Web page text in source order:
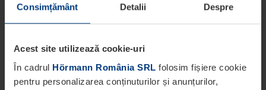
Consimțământ Detalii Despre
Acest site utilizează cookie-uri
În cadrul Hörmann România SRL folosim fișiere cookie
pentru personalizarea conținuturilor și anunțurilor,